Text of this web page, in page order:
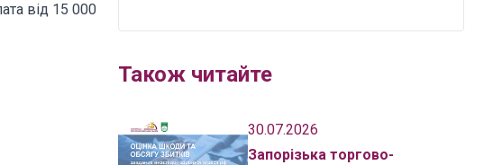
від 15 000
Також читайте
30.07.2026
Запорізька торгово-